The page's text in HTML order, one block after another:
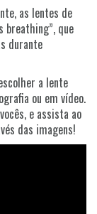
as lentes de
breathing”, que
durante
a lente
ou em vídeo.
e assista ao
das imagens!